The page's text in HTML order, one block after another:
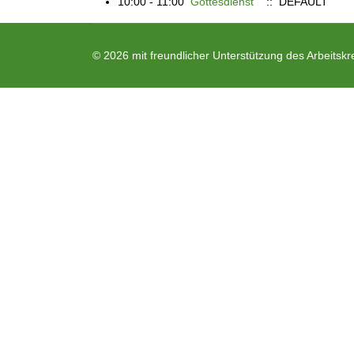
© 2026 mit freundlicher Unterstützung des